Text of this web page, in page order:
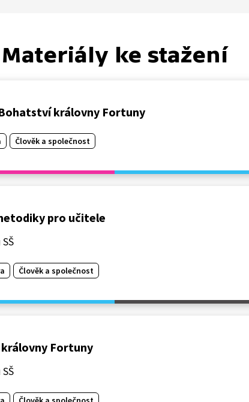
Materiály ke stažení
královny Fortuny
Člověk a společnost
pro učitele
Člověk a společnost
Fortuny